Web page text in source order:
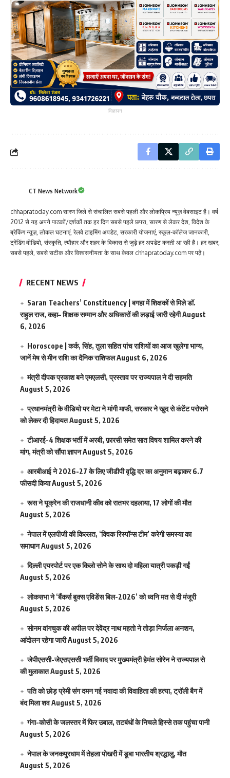
विज्ञापन
CT News Network
chhapratoday.com सारण जिले से संचालित सबसे पहली और लोकप्रिय न्यूज़ वेबसाइट है। वर्ष
2012 से यह अपने पाठकों/दर्शकों तक हर दिन सबसे पहले छपरा, सारण से लेकर देश, विदेश के
ब्रेकिंग न्यूज़, लोकल घटनाएं, रेलवे टाइमिंग अपडेट, सरकारी योजनाएं, स्कूल-कॉलेज जानकारी,
ट्रेंडिंग वीडियो, संस्कृति, त्यौहार और शहर के विकास से जुड़े हर अपडेट करती आ रही है। हर खबर,
सबसे पहले, सबसे सटीक और विश्वसनीयता के साथ केवल chhapratoday.com पर पढ़ें।
RECENT NEWS
Saran Teachers’ Constituency | बगहा में शिक्षकों से मिले डॉ.
राहुल राज, कहा– शिक्षक सम्मान और अधिकारों की लड़ाई जारी रहेगीAugust
6, 2026
Horoscope | कर्क, सिंह, तुला सहित पांच राशियों का आज खुलेगा भाग्य,
जानें मेष से मीन राशि का दैनिक राशिफलAugust 6, 2026
मंत्री दीपक प्रकाश बने एमएलसी, प्रस्ताव पर राज्यपाल ने दी सहमति
August 5, 2026
प्रधानमंत्री के वीडियो पर मेटा ने मांगी माफी, सरकार ने खुद से कंटेंट परोसने
को लेकर दी हिदायतAugust 5, 2026
टीआरई-4 शिक्षक भर्ती में अरबी, फ़ारसी समेत सात विषय शामिल करने की
मांग, मंत्री को सौंपा ज्ञापनAugust 5, 2026
आरबीआई ने 2026-27 के लिए जीडीपी वृद्धि दर का अनुमान बढ़ाकर 6.7
फीसदी कियाAugust 5, 2026
रूस ने यूक्रेन की राजधानी कीव को रातभर दहलाया, 17 लोगों की मौत
August 5, 2026
नेपाल में एलपीजी की किल्लत, ‘क्विक रिस्पॉन्स टीम’ करेगी समस्या का
समाधानAugust 5, 2026
दिल्ली एयरपोर्ट पर एक किलो सोने के साथ दो महिला यात्री पकड़ी गईं
August 5, 2026
लोकसभा ने ‘बैंकर्स बुक्स एविडेंस बिल-2026’ को ध्वनि मत से दी मंजूरी
August 5, 2026
सोनम वांगचुक की अपील पर देवेंद्र नाथ महतो ने तोड़ा निर्जला अनशन,
आंदोलन रहेगा जारीAugust 5, 2026
जेपीएससी-जेएसएससी भर्ती विवाद पर मुख्यमंत्री हेमंत सोरेन ने राज्यपाल से
की मुलाकातAugust 5, 2026
पति को छोड़ प्रेमी संग दमन गई नवादा की विवाहिता की हत्या, ट्रॉली बैग में
बंद मिला शवAugust 5, 2026
गंगा-कोसी के जलस्तर में फिर उबाल, तटबंधों के निचले हिस्से तक पहुंचा पानी
August 5, 2026
नेपाल के जनकपुरधाम में तेहला पोखरी में डूबा भारतीय श्रद्धालु, मौत
August 5, 2026